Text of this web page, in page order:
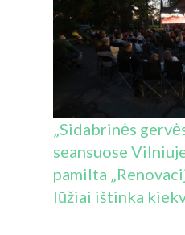
„Sidabrinės
seansuose
pamilta
lūžiai ištinka